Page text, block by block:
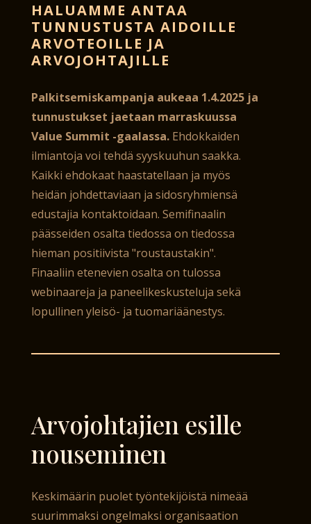
HALUAMME ANTAA
TUNNUSTUSTA AIDOILLE
ARVOTEOILLE JA
ARVOJOHTAJILLE
Palkitsemiskampanja aukeaa 1.4.2025 ja
tunnustukset jaetaan marraskuussa
Value Summit -gaalassa.Ehdokkaiden
ilmiantoja voi tehdä syyskuuhun saakka.
Kaikki ehdokaat haastatellaan ja myös
heidän johdettaviaan ja sidosryhmiensä
edustajia kontaktoidaan. Semifinaalin
päässeiden osalta tiedossa on tiedossa
hieman positiivista "roustaustakin".
Finaaliin etenevien osalta on tulossa
webinaareja ja paneelikeskusteluja sekä
lopullinen yleisö- ja tuomariäänestys.
Arvojohtajien esille
nouseminen
Keskimäärin puolet työntekijöistä nimeää
suurimmaksi ongelmaksi organisaation